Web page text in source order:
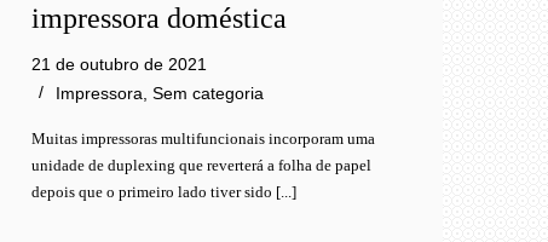
impressora doméstica
21 de outubro de 2021
Impressora, Sem categoria
Muitas impressoras multifuncionais incorporam uma
unidade de duplexing que reverterá a folha de papel
depois que o primeiro lado tiver sido [...]